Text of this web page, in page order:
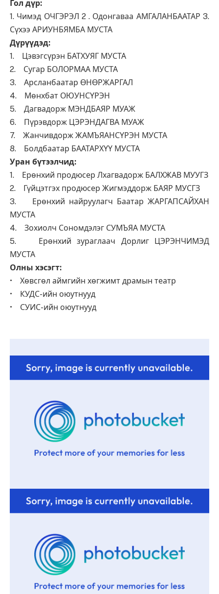
Гол дүр:
1. Чимэд ОЧГЭРЭЛ 2 . Одонгаваа АМГАЛАНБААТАР 3.
Сүхээ АРИУНБЯМБА МУСТА
Дүрүүдэд:
1. Цэвэгсүрэн БАТХУЯГ МУСТА
2. Сугар БОЛОРМАА МУСТА
3. Арсланбаатар ӨНӨРЖАРГАЛ
4. Мөнхбат ОЮУНСҮРЭН
5. Дагвадорж МЭНДБАЯР МУАЖ
6. Пүрэвдорж ЦЭРЭНДАГВА МУАЖ
7. Жанчивдорж ЖАМЪЯАНСҮРЭН МУСТА
8. Болдбаатар БААТАРХҮҮ МУСТА
Уран бүтээлчид:
1. Ерөнхий продюсер Лхагвадорж БАЛХЖАВ МУУГЗ
2. Гүйцэтгэх продюсер Жигмэддорж БАЯР МУСГЗ
3. Ерөнхий найруулагч Баатар ЖАРГАПСАЙХАН
МУСТА
4. Зохиолч Сономдэлэг СУМЪЯА МУСТА
5. Ерөнхий зураглаач Дорлиг ЦЭРЭНЧИМЭД
МУСТА
Олны хэсэгт:
• Хөвсгөл аймгийн хөгжимт драмын театр
• КУДС-ийн оюутнууд
• СУИС-ийн оюутнууд